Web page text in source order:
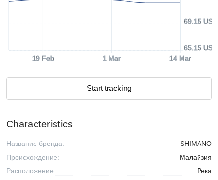
19 Feb 1 Mar 14 Mar
65.15 USD
69.15 USD
Start tracking
Characteristics
Название бренда:
SHIMANO
Происхождение:
Малайзия
Расположение:
Река